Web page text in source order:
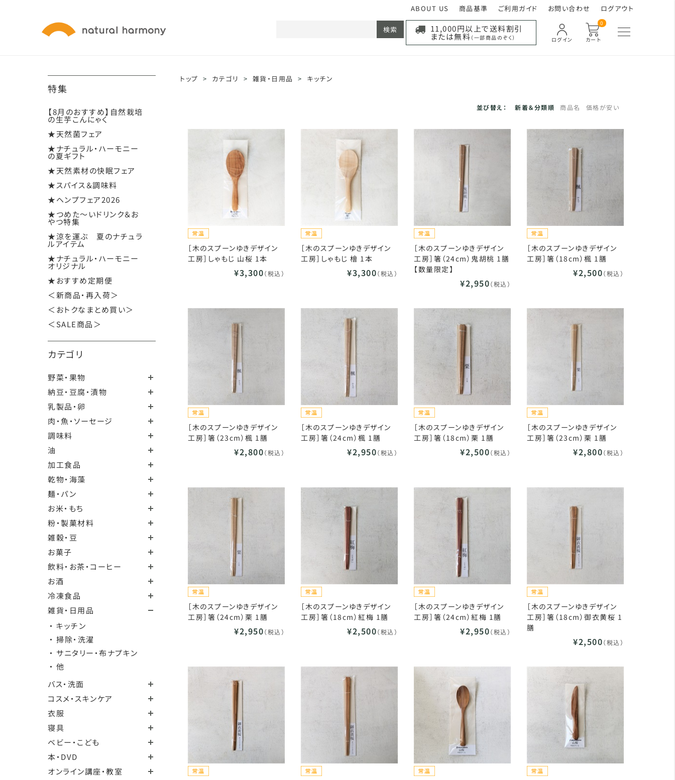
ABOUT US 商品基準 ご利用ガイド お問い合わせ ログアウト
カート
0
ログイン
11,000円以上で送料割引
または無料 （一部商品のぞく）
検索
特集
【8月のおすすめ】自然栽培
の生芋こんにゃく
★天然菌フェア
★ナチュラル・ハーモニー
の夏ギフト
★天然素材の快眠フェア
★スパイス＆調味料
★ヘンプフェア2026
★つめた～いドリンク＆お
やつ特集
★涼を運ぶ 夏のナチュラ
ルアイテム
★ナチュラル・ハーモニー
オリジナル
★おすすめ定期便
＜新商品・再入荷＞
＜おトクなまとめ買い＞
＜SALE商品＞
カテゴリ
野菜・果物
納豆・豆腐・漬物
乳製品・卵
肉・魚・ソーセージ
調味料
油
加工食品
乾物・海藻
麺・パン
お米・もち
粉・製菓材料
雑穀・豆
お菓子
飲料・お茶・コーヒー
お酒
冷凍食品
雑貨・日用品
・ キッチン
・ 掃除・洗濯
・ サニタリー・布ナプキン
・ 他
バス・洗面
コスメ・スキンケア
衣服
寝具
ベビー・こども
本・DVD
オンライン講座・教室
トップ > カテゴリ > 雑貨・日用品 > キッチン
並び替え： 新着＆分類順 商品名 価格が安い
［木のスプーンゆきデザイン
工房］しゃもじ 山桜 1本
¥3,300（税込）
［木のスプーンゆきデザイン
工房］しゃもじ 檜 1本
¥3,300（税込）
［木のスプーンゆきデザイン
工房］箸（24cm）鬼胡桃 1膳
【数量限定】
¥2,950（税込）
［木のスプーンゆきデザイン
工房］箸（18cm）楓 1膳
¥2,500（税込）
［木のスプーンゆきデザイン
工房］箸（23cm）楓 1膳
¥2,800（税込）
［木のスプーンゆきデザイン
工房］箸（24cm）楓 1膳
¥2,950（税込）
［木のスプーンゆきデザイン
工房］箸（18cm）栗 1膳
¥2,500（税込）
［木のスプーンゆきデザイン
工房］箸（23cm）栗 1膳
¥2,800（税込）
［木のスプーンゆきデザイン
工房］箸（24cm）栗 1膳
¥2,950（税込）
［木のスプーンゆきデザイン
工房］箸（18cm）紅梅 1膳
¥2,500（税込）
［木のスプーンゆきデザイン
工房］箸（24cm）紅梅 1膳
¥2,950（税込）
［木のスプーンゆきデザイン
工房］箸（18cm）御衣黄桜 1
膳
¥2,500（税込）